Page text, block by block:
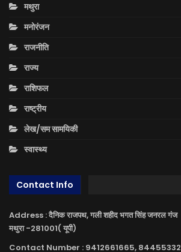
मथुरा
मनोरंजन
राजनीति
राज्य
राशिफल
राष्ट्रीय
लेख/सम सामयिकी
स्वास्थ्य
Contact Info
Address : दैनिक राजपथ, गली शहीद भगत सिंह जनरल गंज
मथुरा -281001( यूपी)
Contact Number : 9412661665,